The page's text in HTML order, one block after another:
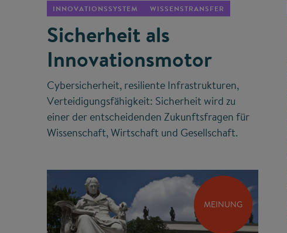
INNOVATIONSSYSTEM WISSENSTRANSFER
Sicherheit als
Innovationsmotor
Cybersicherheit, resiliente Infrastrukturen,
Verteidigungsfähigkeit: Sicherheit wird zu
einer der entscheidenden Zukunftsfragen für
Wissenschaft, Wirtschaft und Gesellschaft.
MEINUNG